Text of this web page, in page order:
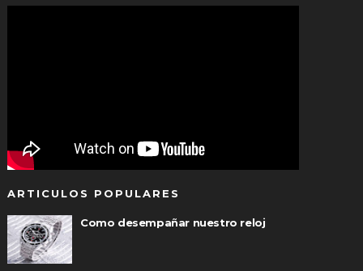
ARTICULOS POPULARES
Como desempañar nuestro reloj